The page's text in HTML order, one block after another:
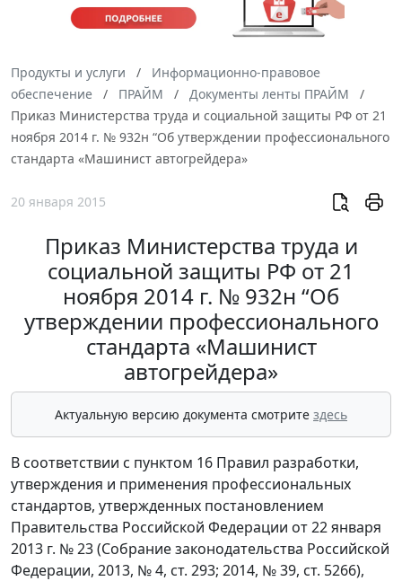
Продукты и услуги
Информационно-правовое
обеспечение
ПРАЙМ
Документы ленты ПРАЙМ
Приказ Министерства труда и социальной защиты РФ от 21
ноября 2014 г. № 932н “Об утверждении профессионального
стандарта «Машинист автогрейдера»
20 января 2015
Приказ Министерства труда и
социальной защиты РФ от 21
ноября 2014 г. № 932н “Об
утверждении профессионального
стандарта «Машинист
автогрейдера»
Актуальную версию документа смотрите здесь
В соответствии с пунктом 16 Правил разработки,
утверждения и применения профессиональных
стандартов, утвержденных постановлением
Правительства Российской Федерации от 22 января
2013 г. № 23 (Собрание законодательства Российской
Федерации, 2013, № 4, ст. 293; 2014, № 39, ст. 5266),